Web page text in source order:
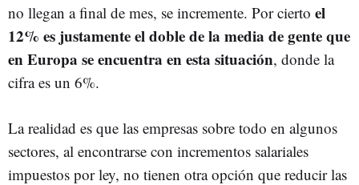
no llegan a final de mes, se incremente. Por cierto el
12% es justamente el doble de la media de gente que
en Europa se encuentra en esta situación, donde la
cifra es un 6%.
La realidad es que las empresas sobre todo en algunos
sectores, al encontrarse con incrementos salariales
impuestos por ley, no tienen otra opción que reducir las